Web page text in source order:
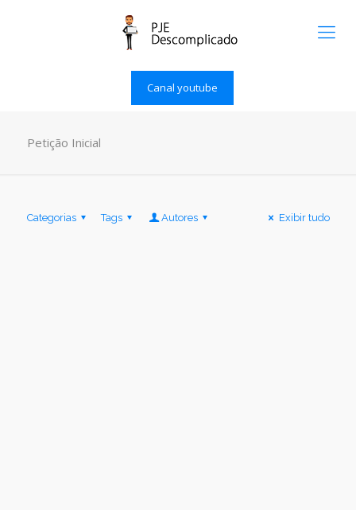
Canal youtube
Petição Inicial
Categorias Tags Autores Exibir tudo